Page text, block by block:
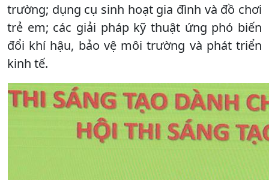
trường; dụng cụ sinh hoạt gia đình và đồ chơi
trẻ em; các giải pháp kỹ thuật ứng phó biến
đổi khí hậu, bảo vệ môi trường và phát triển
kinh tế.